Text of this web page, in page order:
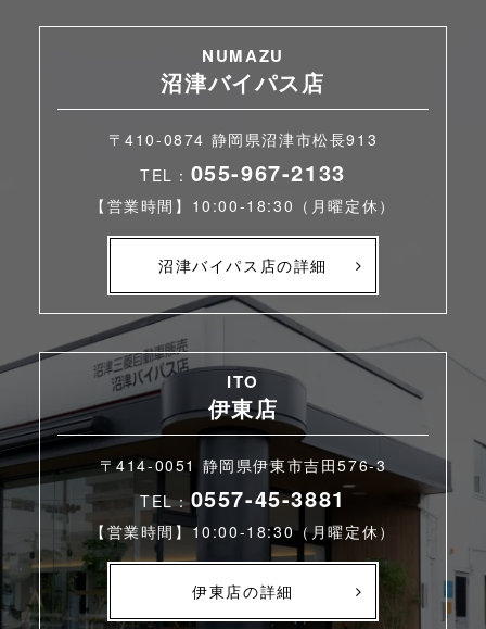
NUMAZU
沼津バイパス店
〒410-0874 静岡県沼津市松長913
TEL： 055-967-2133
【営業時間】10:00-18:30（月曜定休）
沼津バイパス店の詳細
ITO
伊東店
〒414-0051 静岡県伊東市吉田576-3
TEL：0557-45-3881
【営業時間】10:00-18:30（月曜定休）
伊東店の詳細